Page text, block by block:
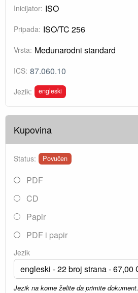
Inicijator: ISO
Pripada: ISO/TC 256
Vrsta: Međunarodni standard
ICS: 87.060.10
Jezik: engleski
Kupovina
Status: Povučen
PDF
CD
Papir
PDF i papir
Jezik
Jezik na kome želite da primite dokument.